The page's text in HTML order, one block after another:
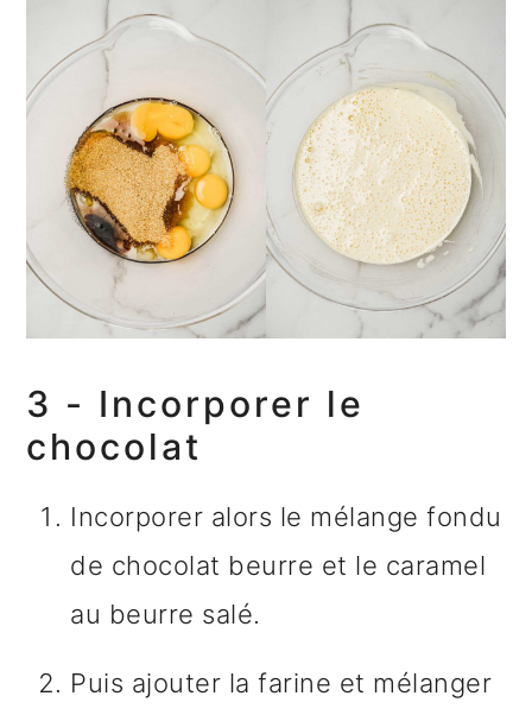
3 - Incorporer le
chocolat
Incorporer alors le mélange fondu
de chocolat beurre et le caramel
au beurre salé.
Puis ajouter la farine et mélanger